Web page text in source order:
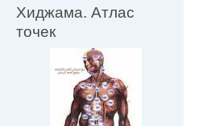
Хиджама. Атлас
точек